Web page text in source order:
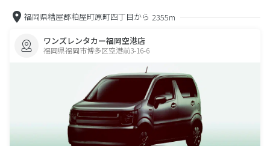
福岡県糟屋郡粕屋町原町四丁目から 2355m
ワンズレンタカー福岡空港店
福岡県福岡市博多区空港前3-16-6